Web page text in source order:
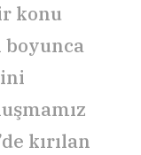
konu
kırılan